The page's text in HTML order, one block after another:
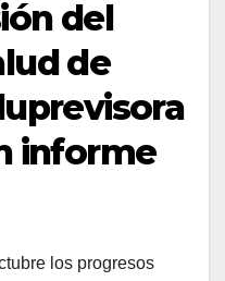
del
de
informe
los progresos